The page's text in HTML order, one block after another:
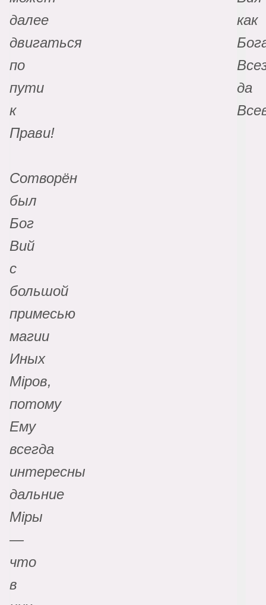
далее
двигаться
по
пути
к
Прави!
Сотворён
был
Бог
Вий
с
большой
примесью
магии
Иных
Мiров,
потому
Ему
всегда
интересны
дальние
Мiры
—
что
в
как
да